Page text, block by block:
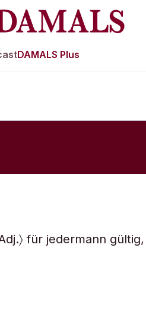
DAMALS Plus
für jedermann gültig,